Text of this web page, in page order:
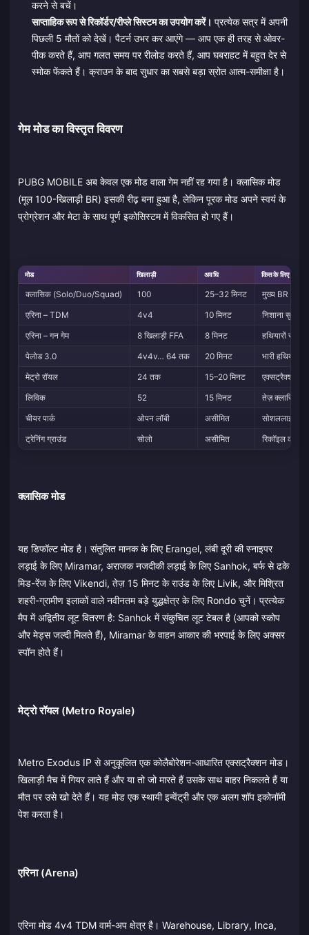
करने से बचें।
साप्ताहिक रूप से रिकॉर्डर/रीप्ले सिस्टम का उपयोग करें। प्रत्येक सत्र में अपनी
पिछली 5 मौतों को देखें। पैटर्न उभर कर आएंगे — आप एक ही तरह से ओवर-
पीक करते हैं, आप गलत समय पर रीलोड करते हैं, आप घबराहट में बहुत देर से
स्मोक फेंकते हैं। क्राउन के बाद सुधार का सबसे बड़ा स्रोत आत्म-समीक्षा है।
गेम मोड का विस्तृत विवरण
PUBG MOBILE अब केवल एक मोड वाला गेम नहीं रह गया है। क्लासिक मोड
(मूल 100-खिलाड़ी BR) इसकी रीढ़ बना हुआ है, लेकिन पूरक मोड अपने स्वयं के
प्रोग्रेशन और मेटा के साथ पूर्ण इकोसिस्टम में विकसित हो गए हैं।
मोड खिलाड़ी अवधि किसके लिए
क्लासिक (Solo/Duo/Squad) 100 25–32 मिनट
मुख्य BR
एरिना – TDM
4v4 10 मिनट
निशाना
एरिना – गन गेम
8 खिलाड़ी FFA 8 मिनट
हथियारों से
पेलोड 3.0
4v4v… 64 तक 20 मिनट
भारी हथियार,
मेट्रो रॉयल
24 तक 15–20 मिनट
एक्सट्रैक्शन-
लिविक
52 15 मिनट
तेज़ क्लासिक-
चीयर पार्क
ओपन लॉबी असीमित
सोशललाइजिंग,
ट्रेनिंग ग्राउंड
सोलो असीमित रिकॉइल
क्लासिक मोड
यह डिफॉल्ट मोड है। संतुलित मानक के लिए Erangel, लंबी दूरी की स्नाइपर
लड़ाई के लिए Miramar, अराजक नजदीकी लड़ाई के लिए Sanhok, बर्फ से ढके
मिड-रेंज के लिए Vikendi, तेज़ 15 मिनट के राउंड के लिए Livik, और मिश्रित
शहरी-ग्रामीण इलाकों वाले नवीनतम बड़े युद्धक्षेत्र के लिए Rondo चुनें। प्रत्येक
मैप में अद्वितीय लूट वितरण है: Sanhok में संकुचित लूट टेबल है (आपको स्कोप
और मेड्स जल्दी मिलते हैं), Miramar के वाहन आकार की भरपाई के लिए अक्सर
स्पॉन होते हैं।
मेट्रो रॉयल (Metro Royale)
Metro Exodus IP से अनुकूलित एक कोलैबोरेशन-आधारित एक्सट्रैक्शन मोड।
खिलाड़ी मैच में गियर लाते हैं और या तो जो मारते हैं उसके साथ बाहर निकलते हैं या
मौत पर उसे खो देते हैं। यह मोड एक स्थायी इन्वेंट्री और एक अलग शॉप इकोनॉमी
पेश करता है।
एरिना (Arena)
एरिना मोड 4v4 TDM वार्म-अप क्षेत्र है। Warehouse, Library, Inca,